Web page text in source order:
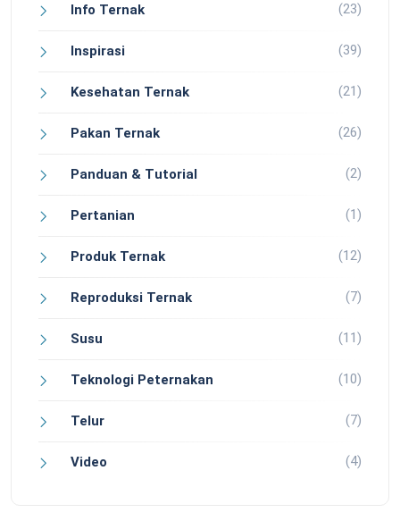
Info Ternak (23)
Inspirasi (39)
Kesehatan Ternak (21)
Pakan Ternak (26)
Panduan & Tutorial (2)
Pertanian (1)
Produk Ternak (12)
Reproduksi Ternak (7)
Susu (11)
Teknologi Peternakan (10)
Telur (7)
Video (4)